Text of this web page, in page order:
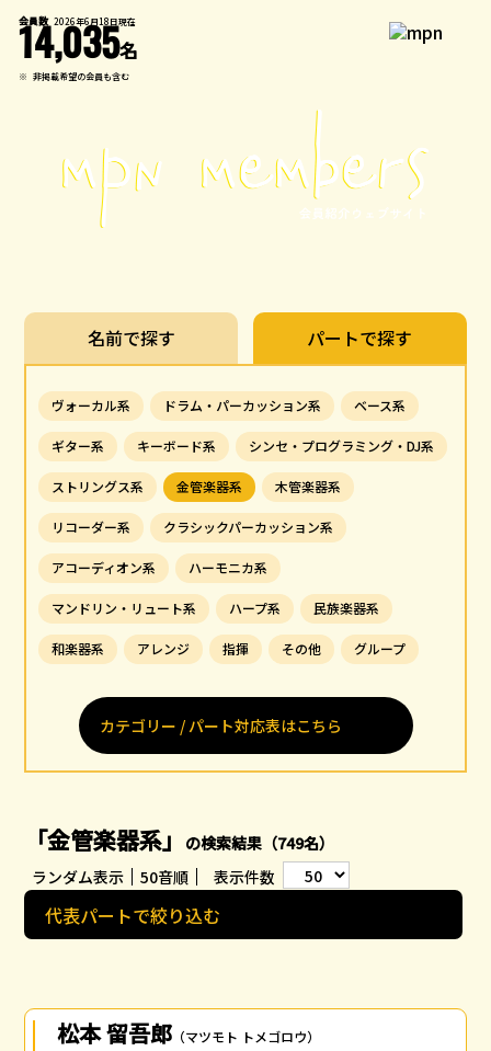
会員数 2026年6月18日現在
14,035名
※ 非掲載希望の会員も含む
名前で探す パートで探す
ヴォーカル系 ドラム・パーカッション系 ベース系
ギター系 キーボード系 シンセ・プログラミング・DJ系
ストリングス系 金管楽器系 木管楽器系
リコーダー系 クラシックパーカッション系
アコーディオン系 ハーモニカ系
マンドリン・リュート系 ハープ系 民族楽器系
和楽器系 アレンジ 指揮 その他 グループ
カテゴリー / パート対応表はこちら
「金管楽器系」
の検索結果（749名）
ランダム表示
50音順 表示件数
代表パートで絞り込む
松本 留吾郎 （マツモト トメゴロウ）